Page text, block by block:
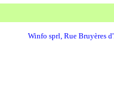
Winfo sprl, Rue Bruyères